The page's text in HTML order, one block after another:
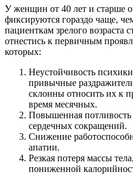
У женщин от 40 лет и старше
фиксируются гораздо чаще,
пациенткам зрелого возраста
отнестись к первичным
которых:
Неустойчивость
привычные
склонны относить их к
время месячных.
Повышенная потливость
сердечных сокращений.
Снижение
апатии.
Резкая потеря массы
пониженной